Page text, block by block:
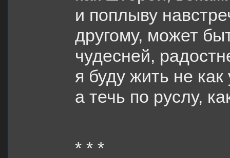
и поплыву
другому, может
чудесней,
я буду жить не
а течь по руслу,
* * *